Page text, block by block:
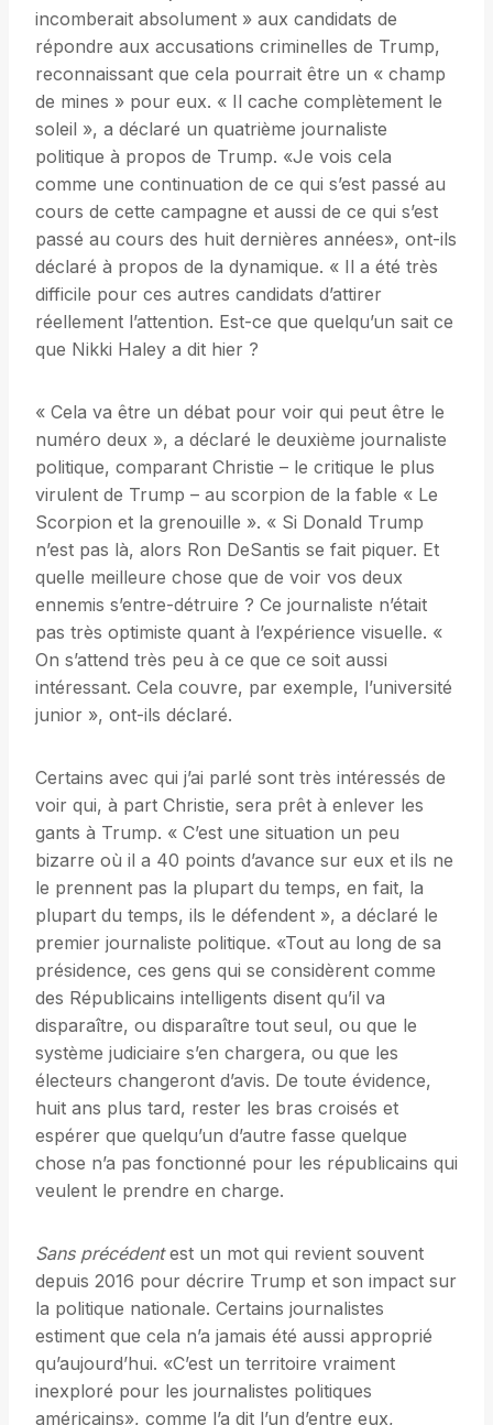
incomberait absolument » aux candidats de
répondre aux accusations criminelles de Trump,
reconnaissant que cela pourrait être un « champ
de mines » pour eux. « Il cache complètement le
soleil », a déclaré un quatrième journaliste
politique à propos de Trump. «Je vois cela
comme une continuation de ce qui s’est passé au
cours de cette campagne et aussi de ce qui s’est
passé au cours des huit dernières années», ont-ils
déclaré à propos de la dynamique. « Il a été très
difficile pour ces autres candidats d’attirer
réellement l’attention. Est-ce que quelqu’un sait ce
que Nikki Haley a dit hier ?
« Cela va être un débat pour voir qui peut être le
numéro deux », a déclaré le deuxième journaliste
politique, comparant Christie – le critique le plus
virulent de Trump – au scorpion de la fable « Le
Scorpion et la grenouille ». « Si Donald Trump
n’est pas là, alors Ron DeSantis se fait piquer. Et
quelle meilleure chose que de voir vos deux
ennemis s’entre-détruire ? Ce journaliste n’était
pas très optimiste quant à l’expérience visuelle. «
On s’attend très peu à ce que ce soit aussi
intéressant. Cela couvre, par exemple, l’université
junior », ont-ils déclaré.
Certains avec qui j’ai parlé sont très intéressés de
voir qui, à part Christie, sera prêt à enlever les
gants à Trump. « C’est une situation un peu
bizarre où il a 40 points d’avance sur eux et ils ne
le prennent pas la plupart du temps, en fait, la
plupart du temps, ils le défendent », a déclaré le
premier journaliste politique. «Tout au long de sa
présidence, ces gens qui se considèrent comme
des Républicains intelligents disent qu’il va
disparaître, ou disparaître tout seul, ou que le
système judiciaire s’en chargera, ou que les
électeurs changeront d’avis. De toute évidence,
huit ans plus tard, rester les bras croisés et
espérer que quelqu’un d’autre fasse quelque
chose n’a pas fonctionné pour les républicains qui
veulent le prendre en charge.
Sans précédentest un mot qui revient souvent
depuis 2016 pour décrire Trump et son impact sur
la politique nationale. Certains journalistes
estiment que cela n’a jamais été aussi approprié
qu’aujourd’hui. «C’est un territoire vraiment
inexploré pour les journalistes politiques
américains», comme l’a dit l’un d’entre eux,